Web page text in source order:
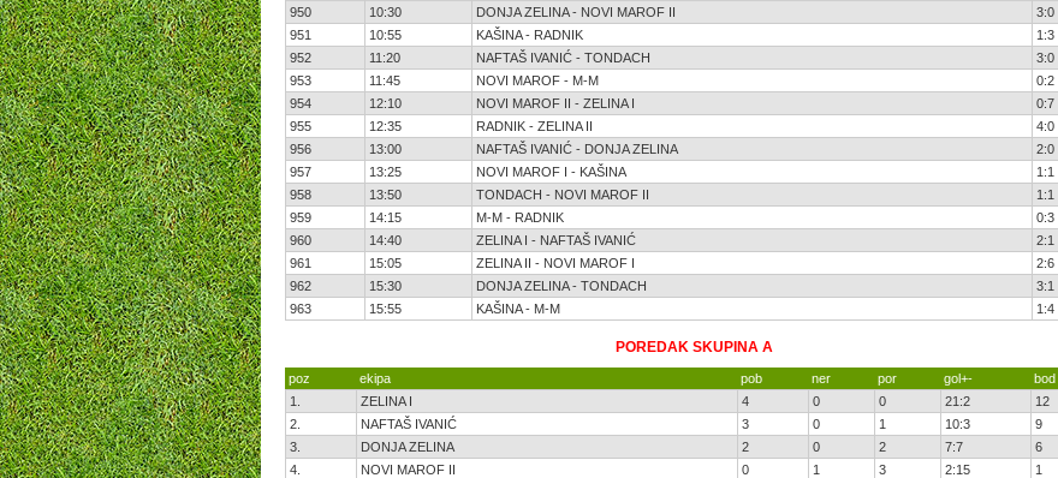
950
10:30 DONJA ZELINA - NOVI MAROF II
3:0
951
10:55 KAŠINA - RADNIK
1:3
952
11:20 NAFTAŠ IVANIĆ - TONDACH
3:0
953
11:45 NOVI MAROF - M-M
0:2
954
12:10 NOVI MAROF II - ZELINA I
0:7
955
12:35 RADNIK - ZELINA II
4:0
956
13:00 NAFTAŠ IVANIĆ - DONJA ZELINA
2:0
957
13:25 NOVI MAROF I - KAŠINA
1:1
958
13:50 TONDACH - NOVI MAROF II
1:1
959
14:15 M-M - RADNIK
0:3
960
14:40 ZELINA I - NAFTAŠ IVANIĆ
2:1
961
15:05 ZELINA II - NOVI MAROF I
2:6
962
15:30 DONJA ZELINA - TONDACH
3:1
963
15:55 KAŠINA - M-M 1:4
POREDAK SKUPINA A
poz ekipa pob ner por gol+-
bod
1.
ZELINA I 4 0 0 21:2
12
2.
NAFTAŠ IVANIĆ 3 0 1 10:3
9
3.
DONJA ZELINA 2 0 2 7:7
6
4.
NOVI MAROF II 0 1 3 2:15
1